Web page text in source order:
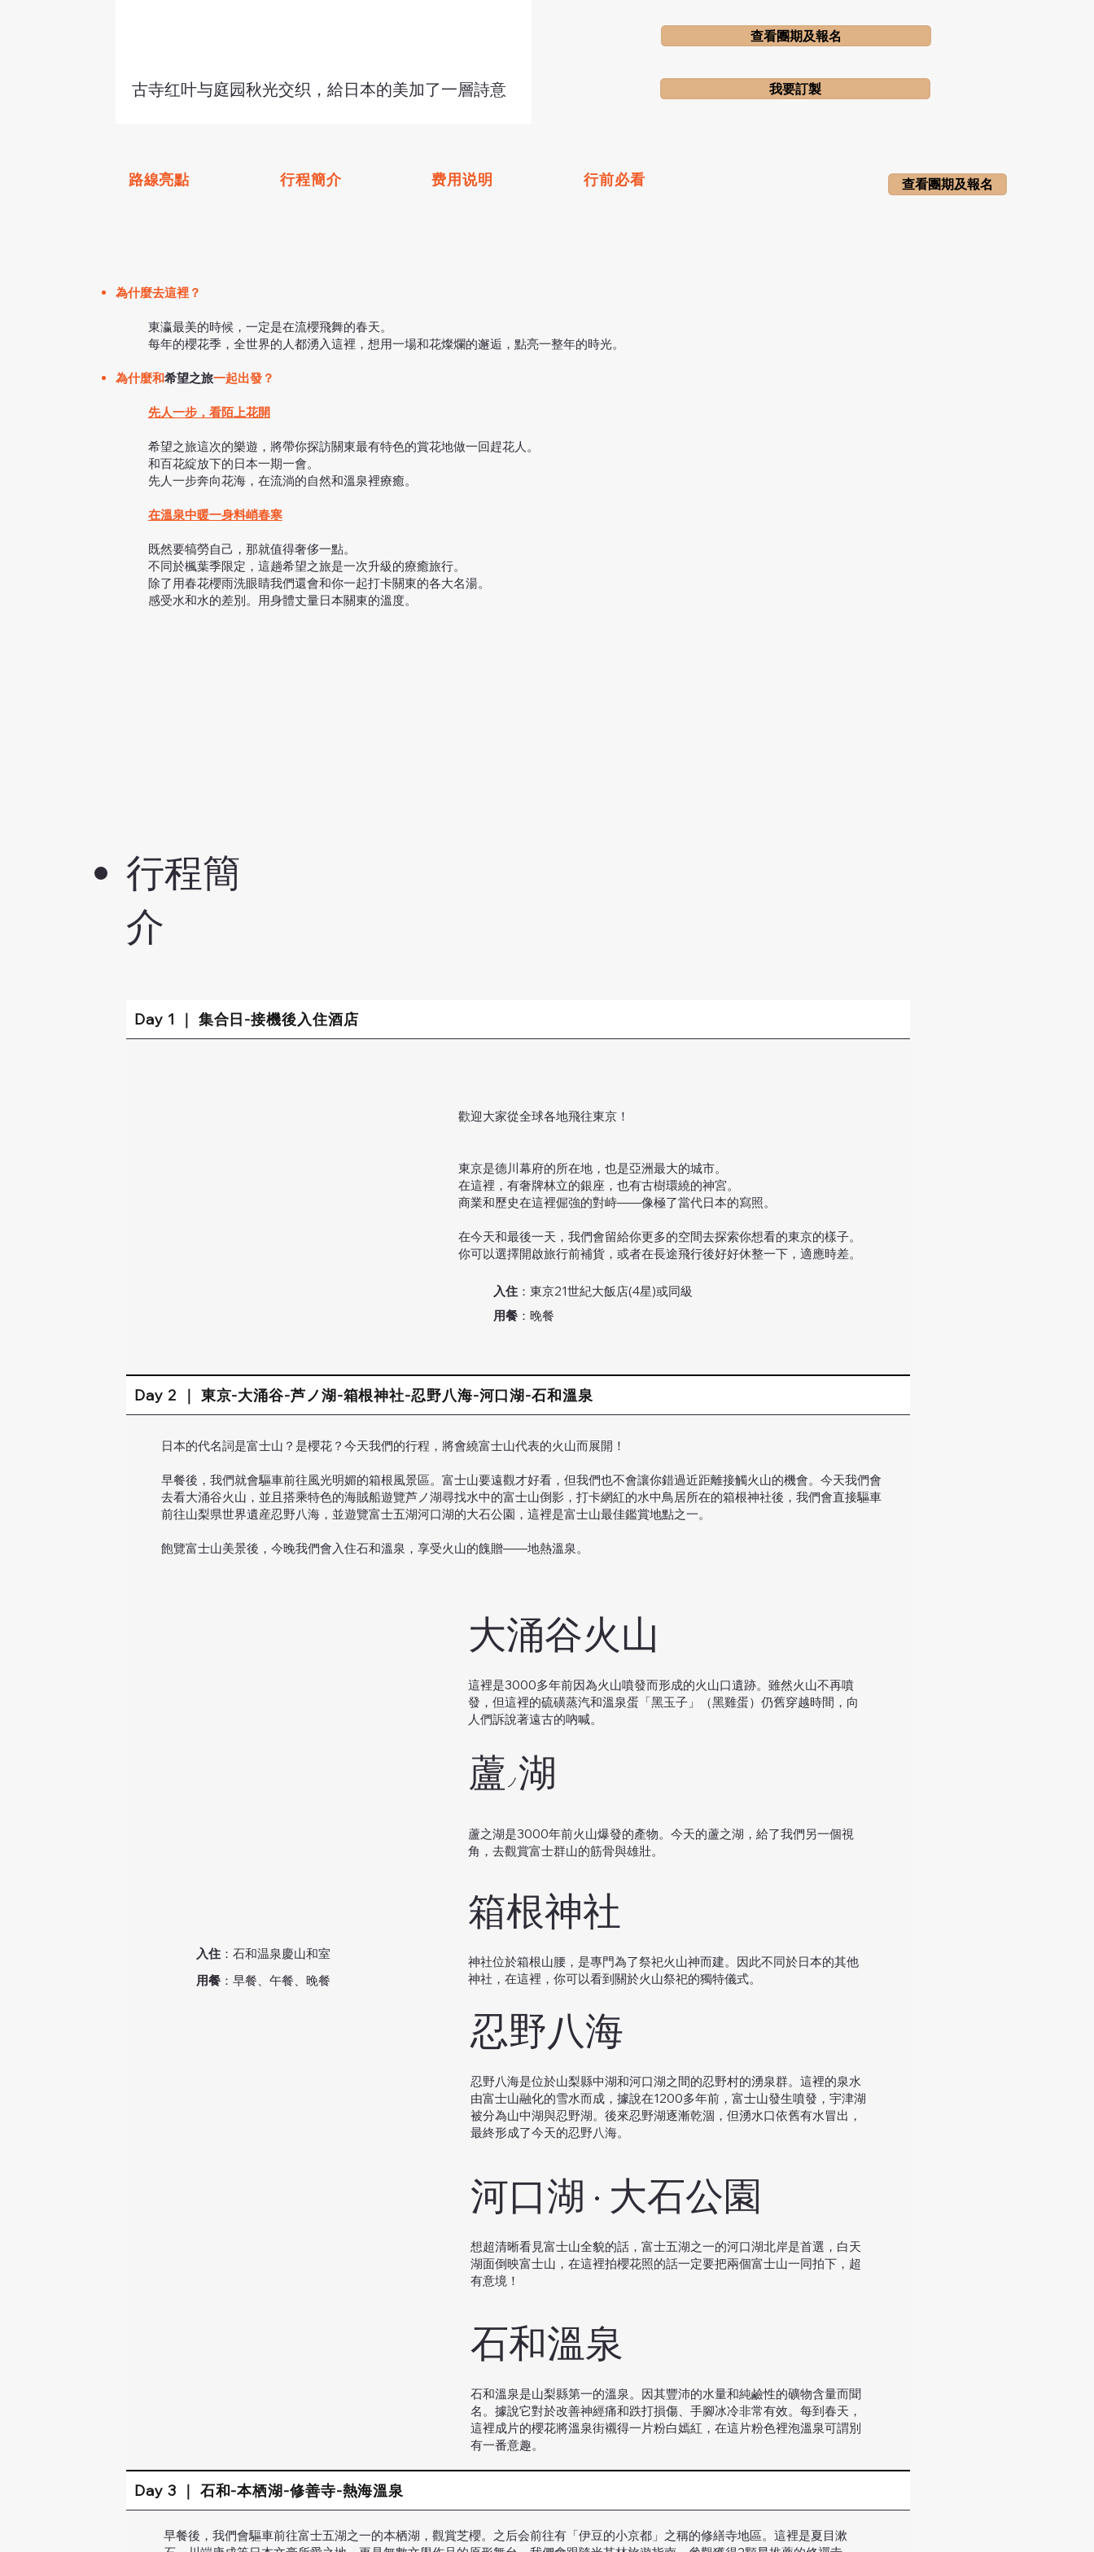
查看團期及報名
我要訂製
古寺红叶与庭园秋光交织，給日本的美加了一層詩意
行程簡
介
Day 1 ｜ 集合日-接機後入住酒店
入住 ：東京21世紀大飯店(4星)或同級
用餐 ：晚餐
東京是德川幕府的所在地，也是亞洲最大的城市。
在這裡，有奢牌林立的銀座，也有古樹環繞的神宮。
商業和歷史在這裡倔強的對峙——像極了當代日本的寫照。
在今天和最後一天，我們會留給你更多的空間去探索你想看的東京的樣子。
你可以選擇開啟旅行前補貨，或者在長途飛行後​好好休整一下，適應時差。
歡迎大家從全球各地飛往東京！
Day 2 ｜ 東京-大涌谷-芦ノ湖-箱根神社-忍野八海-河口湖-石和溫泉
入住：石和温泉慶山和室
用餐​：早餐、午餐、晚餐
日本的代名詞是富士山？是櫻花？今天我們的行程，將會繞富士山代表的火山而展開！
​早餐後，我們就會驅車前往風光明媚的箱根風景區。富士山要遠觀才好看，但我們也不會讓你錯過近距離接觸火山的機會。今天我們會
去看大涌谷火山，並且搭乘特色的海賊船遊覽芦ノ湖尋找水中的富士山倒影，打卡網紅的水中鳥居所在的箱根神社後，我們會直接驅車
前往山梨県世界遺産忍野八海，並遊覽富士五湖河口湖的大石公園，這裡是富士山最佳鑑賞地點之一。
飽覽富士山美景後，今晚我們會入住石和溫泉，享受火山的餽贈——地熱溫泉。
這裡是3000多年前因為火山噴發而形成的火山口遺跡。雖然火山不再噴
發，但這裡的硫磺蒸汽和溫泉蛋「黑玉子」（黑雞蛋）仍舊穿越時間，向
人們訴說著遠古的吶喊。
大涌谷火山
蘆之湖是3000年前火山爆發的產物。今天的蘆之湖，給了我們另一個視
角，去觀賞富士群山的筋骨與雄壯。
​蘆 ノ 湖
神社位於箱根山腰，是專門為了祭祀火山神而建。因此不同於日本的其他
神社，在這裡，你可以看到關於火山祭祀的獨特儀式。
箱根神社
忍野八海是位於山梨縣中湖和河口湖之間的忍野村的湧泉群。這裡的泉水
由富士山融化的雪水而成，據說在1200多年前，富士山發生噴發，宇津湖
被分為山中湖與忍野湖。後來忍野湖逐漸乾涸，但湧水口依舊有水冒出，
最終形成了今天的忍野八海。
忍野八海
想超清晰看見富士山全貌的話，富士五湖之一的河口湖北岸是首選，白天
湖面倒映富士山，在這裡拍櫻花照的話一定要把兩個富士山一同拍下，超
有意境！
河口湖 · 大石公園
石和溫泉是山梨縣第一的溫泉。因其豐沛的水量和純鹼性的礦物含量而聞
名。據說它對於改善神經痛和跌打損傷、手腳冰冷非常有效。每到春天，
這裡成片的櫻花將溫泉街襯得一片粉白嫣紅，在這片粉色裡泡溫泉可謂別
有一番意趣。
石和溫泉
Day 3 ｜ 石和-本栖湖-修善寺-熱海溫泉
早餐後，我們會驅車前往富士五湖之一的本栖湖，觀賞芝櫻。之后会前往有「伊豆的小京都」之稱的修繕寺地區。這裡是夏目漱
為什麼去這裡？
東瀛最美的時候，一定是在流櫻飛舞的春天。
每年的櫻花季，全世界的人都湧入這裡，想用一場和花燦爛的邂逅，點亮一整年的時光。
為什麼和希望之旅一起出發？
先人一步，看陌上花開
希望之旅這次的樂遊，將帶你探訪關東最有特色的賞花地做一回趕花人。
和百花綻放下的日本一期一會。
先人一步奔向花海，在流淌的自然和溫泉裡療癒。
在溫泉中暖一身料峭春寒
既然要犒勞自己，那就值得奢侈一點。
不同於楓葉季限定，這趟希望之旅是一次升級的療癒旅行。
除了用春花櫻雨洗眼睛我們還會和你一起打卡關東的各大名湯。
感受水和水的差別。用身體丈量日本關東的溫度。
路線亮點 行程簡介 费用说明 行前必看 查看團期及報名